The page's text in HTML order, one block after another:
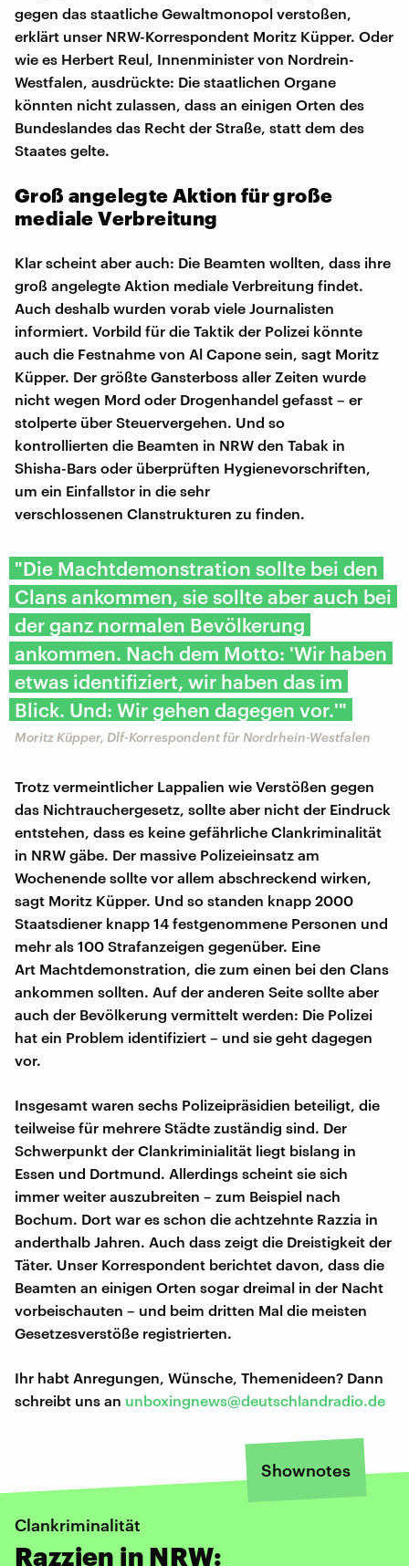
gegen das staatliche Gewaltmonopol verstoßen,
erklärt unser NRW-Korrespondent Moritz Küpper. Oder
wie es Herbert Reul, Innenminister von Nordrein-
Westfalen, ausdrückte: Die staatlichen Organe
könnten nicht zulassen, dass an einigen Orten des
Bundeslandes das Recht der Straße, statt dem des
Staates gelte.
Groß angelegte Aktion für große
mediale Verbreitung
Klar scheint aber auch: Die Beamten wollten, dass ihre
groß angelegte Aktion mediale Verbreitung findet.
Auch deshalb wurden vorab viele Journalisten
informiert. Vorbild für die Taktik der Polizei könnte
auch die Festnahme von Al Capone sein, sagt Moritz
Küpper. Der größte Gansterboss aller Zeiten wurde
nicht wegen Mord oder Drogenhandel gefasst – er
stolperte über Steuervergehen. Und so
kontrollierten die Beamten in NRW den Tabak in
Shisha-Bars oder überprüften Hygienevorschriften,
um ein Einfallstor in die sehr
verschlossenen Clanstrukturen zu finden.
"Die Machtdemonstration sollte bei den
Clans ankommen, sie sollte aber auch bei
der ganz normalen Bevölkerung
ankommen. Nach dem Motto: 'Wir haben
etwas identifiziert, wir haben das im
Blick. Und: Wir gehen dagegen vor.'"
Moritz Küpper, Dlf-Korrespondent für Nordrhein-Westfalen
Trotz vermeintlicher Lappalien wie Verstößen gegen
das Nichtrauchergesetz, sollte aber nicht der Eindruck
entstehen, dass es keine gefährliche Clankriminalität
in NRW gäbe. Der massive Polizeieinsatz am
Wochenende sollte vor allem abschreckend wirken,
sagt Moritz Küpper. Und so standen knapp 2000
Staatsdiener knapp 14 festgenommene Personen und
mehr als 100 Strafanzeigen gegenüber. Eine
Art Machtdemonstration, die zum einen bei den Clans
ankommen sollten. Auf der anderen Seite sollte aber
auch der Bevölkerung vermittelt werden: Die Polizei
hat ein Problem identifiziert – und sie geht dagegen
vor.
Insgesamt waren sechs Polizeipräsidien beteiligt, die
teilweise für mehrere Städte zuständig sind. Der
Schwerpunkt der Clankriminialität liegt bislang in
Essen und Dortmund. Allerdings scheint sie sich
immer weiter auszubreiten – zum Beispiel nach
Bochum. Dort war es schon die achtzehnte Razzia in
anderthalb Jahren. Auch dass zeigt die Dreistigkeit der
Täter. Unser Korrespondent berichtet davon, dass die
Beamten an einigen Orten sogar dreimal in der Nacht
vorbeischauten – und beim dritten Mal die meisten
Gesetzesverstöße registrierten.
Ihr habt Anregungen, Wünsche, Themenideen? Dann
schreibt uns an unboxingnews@deutschlandradio.de
Shownotes
Clankriminalität
Razzien in NRW: